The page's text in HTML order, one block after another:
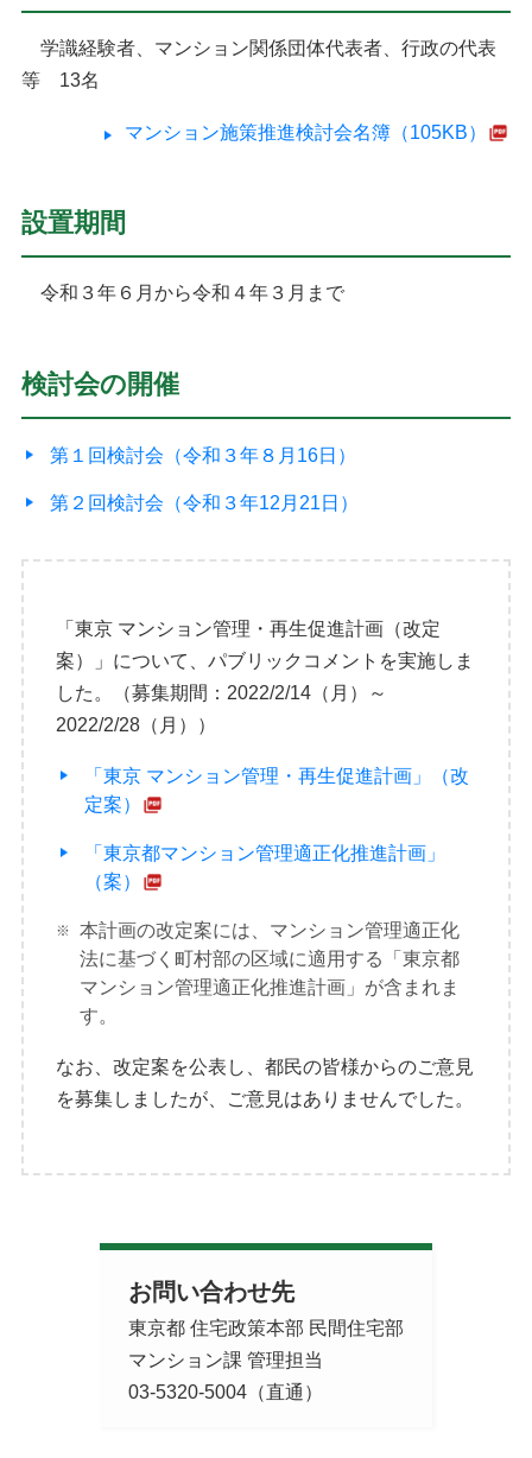
学識経験者、マンション関係団体代表者、行政の代表
等 13名
マンション施策推進検討会名簿（105KB）
設置期間
令和３年６月から令和４年３月まで
検討会の開催
第１回検討会（令和３年８月16日）
第２回検討会（令和３年12月21日）
「東京 マンション管理・再生促進計画（改定
案）」について、パブリックコメントを実施しま
した。（募集期間：2022/2/14（月）～
2022/2/28（月））
「東京 マンション管理・再生促進計画」（改
定案）
「東京都マンション管理適正化推進計画」
（案）
本計画の改定案には、マンション管理適正化
法に基づく町村部の区域に適用する「東京都
マンション管理適正化推進計画」が含まれま
す。
なお、改定案を公表し、都民の皆様からのご意見
を募集しましたが、ご意見はありませんでした。
お問い合わせ先
東京都 住宅政策本部 民間住宅部
マンション課 管理担当
03-5320-5004（直通）